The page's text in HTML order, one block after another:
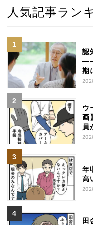
人気記事ラン
認
期
ウ
画
員
年
高
田